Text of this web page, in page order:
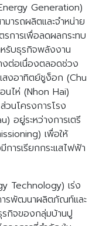
Generation)
ารถผลิตและจำหน่าย
การเพื่อลดผลกระทบ
รับธุรกิจพลังงาน
ต่อเนื่องตลอดช่วง
งอาทิตย์ชูง็อก (Chu
นไห่ (Nhon Hai)
วนโครงการโรง
อยู่ระหว่างการเตรี
เพื่อให้
ารเรียกกระแสไฟฟ้า
Technology) เร่ง
ารพัฒนาผลิตภัณท์และ
รกิจของกลุ่มบ้านปู